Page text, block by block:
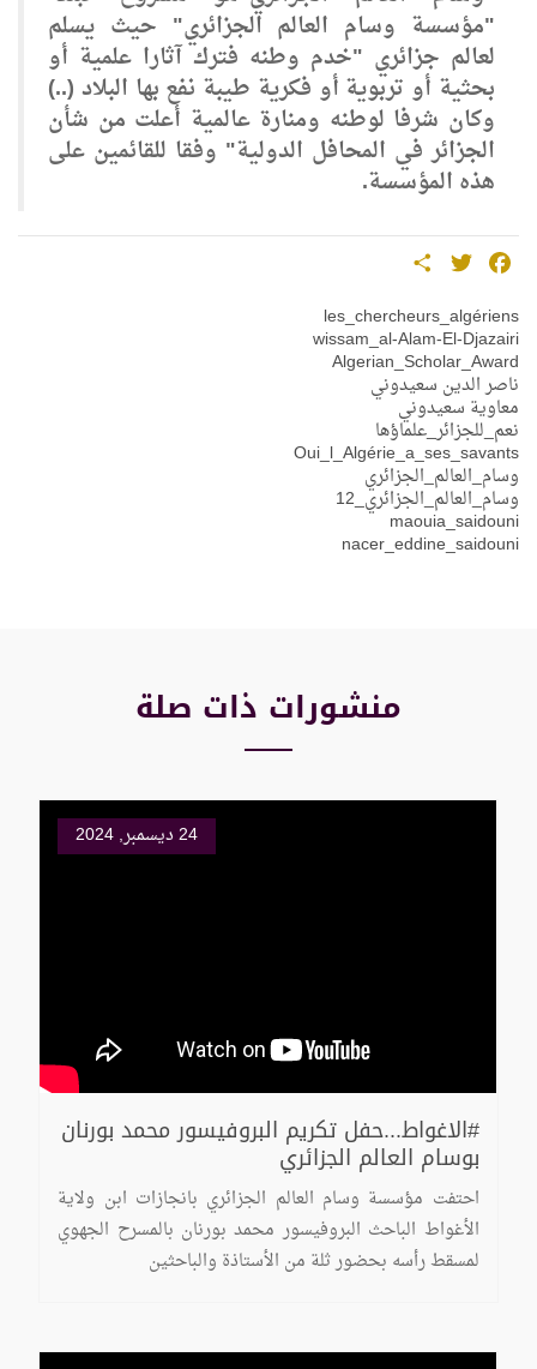
"مؤسسة وسام العالم الجزائري" حيث يسلم
لعالم جزائري "خدم وطنه فترك آثارا علمية أو
بحثية أو تربوية أو فكرية طيبة نفع بها البلاد (..)
وكان شرفا لوطنه ومنارة عالمية أعلت من شأن
الجزائر في المحافل الدولية" وفقا للقائمين على
هذه المؤسسة.
Facebook
Twitter
les_chercheurs_algériens
wissam_al-Alam-El-Djazairi
Algerian_Scholar_Award
ناصر الدين سعيدوني
معاوية سعيدوني
نعم_للجزائر_علماؤها
Oui_l_Algérie_a_ses_savants
وسام_العالم_الجزائري
وسام_العالم_الجزائري_12
maouia_saidouni
nacer_eddine_saidouni
منشورات ذات صلة
24 ديسمبر, 2024
#الاغواط...حفل تكريم البروفيسور محمد بورنان
بوسام العالم الجزائري
احتفت مؤسسة وسام العالم الجزائري بانجازات ابن ولاية
الأغواط الباحث البروفيسور محمد بورنان بالمسرح الجهوي
لمسقط رأسه بحضور ثلة من الأستاذة والباحثين